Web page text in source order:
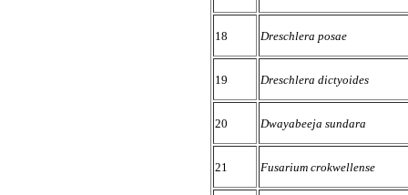
18 Dreschlera posae
19 Dreschlera dictyoides
20 Dwayabeeja sundara
21 Fusarium crokwellense